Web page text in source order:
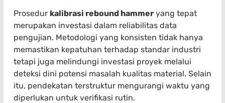
Prosedur kalibrasi rebound hammer yang tepat
merupakan investasi dalam reliabilitas data
pengujian. Metodologi yang konsisten tidak hanya
memastikan kepatuhan terhadap standar industri
tetapi juga melindungi investasi proyek melalui
deteksi dini potensi masalah kualitas material. Selain
itu, pendekatan terstruktur mengurangi waktu yang
diperlukan untuk verifikasi rutin.